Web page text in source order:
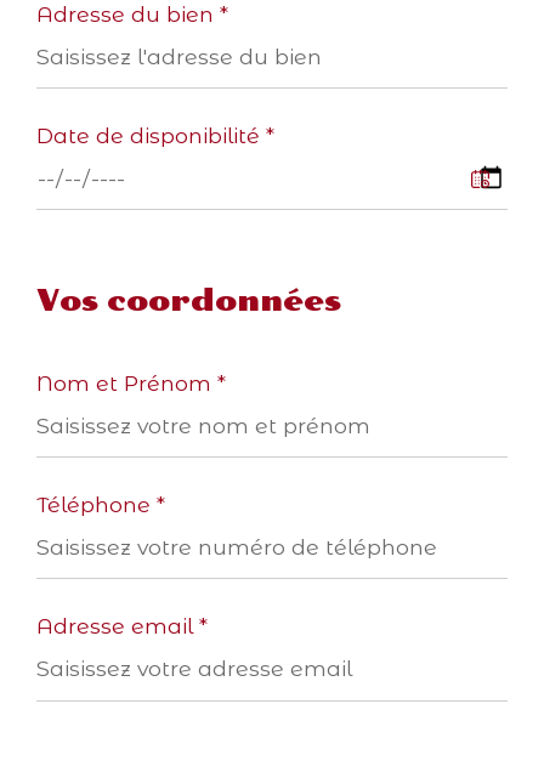
Adresse du bien *
Date de disponibilité *
Vos coordonnées
Nom et Prénom *
Téléphone *
Adresse email *